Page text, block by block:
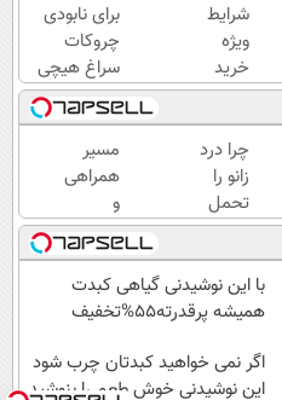
شرایط
ویژه
خرید
کرم
بوتاکس
گیاهی
تا پایان
امشب!
برای نابودی
چروکات
سراغ هیچی
جز جوانساز
جلبک
نرو(تخفیف40%)
چرا درد
زانو را
تحمل
می‌کنی؟
خیلی
ساده
درمنزل
کن
مسیر
همراهی
و
گزارش
عملکرد
گروه
اسنپ
۱۴۰۴
با این نوشیدنی گیاهی کبدت
همیشه پرقدرته55%تخفیف
اگر نمی خواهید کبدتان چرب شود
این نوشیدنی خوش طعم را بنوشید